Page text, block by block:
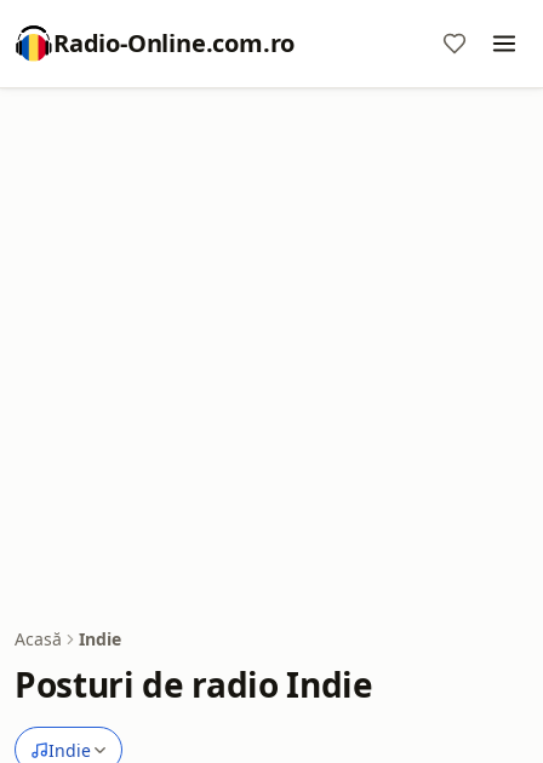
Radio-Online.com.ro
Acasă Indie
Posturi de radio Indie
Indie